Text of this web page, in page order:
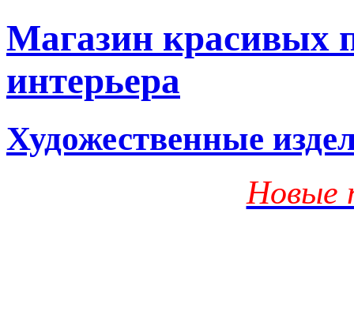
Магазин красивых
интерьера
Художественные
Новые